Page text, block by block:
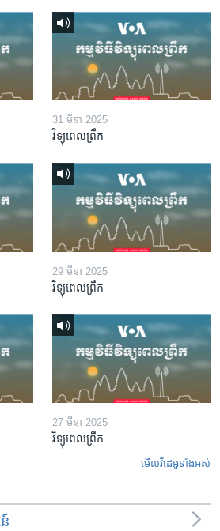
31 មីនា 2025
វិទ្យុពេលព្រឹក
29 មីនា 2025
វិទ្យុពេលព្រឹក
27 មីនា 2025
វិទ្យុពេលព្រឹក
មើល​វីដេអូ​ទាំង​អស់